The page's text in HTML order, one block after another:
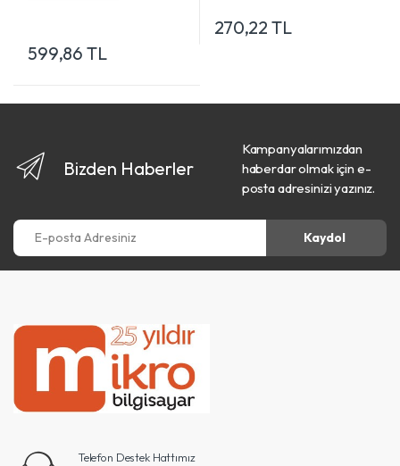
599,86 TL
270,22 TL
Bizden Haberler
Kampanyalarımızdan
haberdar olmak için e-
posta adresinizi yazınız.
E-posta Adresiniz
Kaydol
Telefon Destek Hattımız